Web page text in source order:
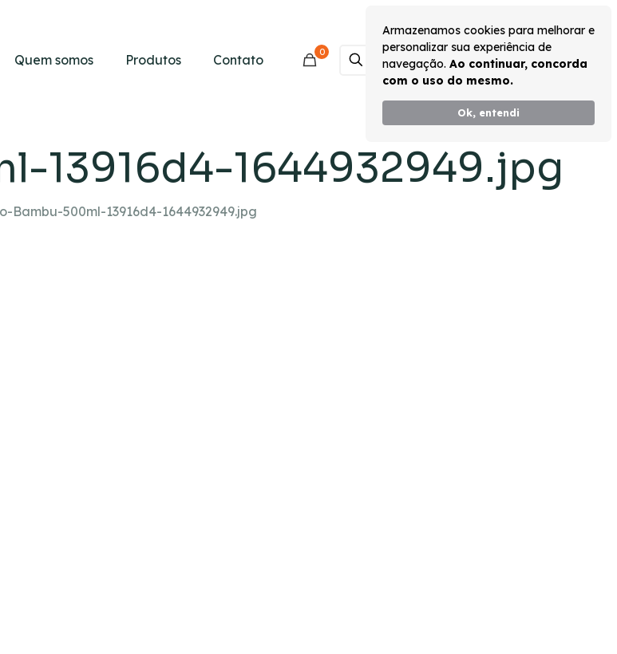
Armazenamos cookies para melhorar e
personalizar sua experiência de
navegação. Ao continuar, concorda
com o uso do mesmo.
Ok, entendi
Quem somos Produtos Contato 0 Monte seu Kit
13916d4-1644932949.jpg
Bambu-500ml-13916d4-1644932949.jpg